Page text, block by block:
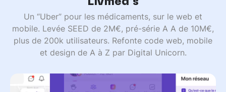
Un “Uber” pour les médicaments, sur le web et
mobile. Levée SEED de 2M€, pré-série A A de 10M€,
plus de 200k utilisateurs. Refonte code web, mobile
et design de A à Z par Digital Unicorn.